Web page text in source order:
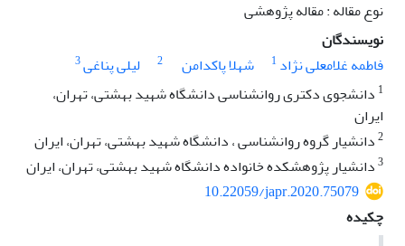
نوع مقاله : مقاله پژوهشی
نویسندگان
فاطمه غلامعلی نژاد 1 شهلا پاکدامن 2 لیلی پناغی3
1 دانشجوی دکتری روانشناسی دانشگاه شهید بهشتی، تهران،
ایران
2دانشیار گروه روانشناسی ، دانشگاه شهید بهشتی، تهران، ایران
3دانشیار پژوهشکده خانواده دانشگاه شهید بهشتی، تهران، ایران
10.22059/japr.2020.75079
چکیده